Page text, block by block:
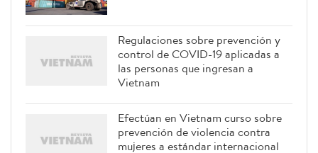
Regulaciones sobre prevención y
control de COVID-19 aplicadas a
las personas que ingresan a
Vietnam
Efectúan en Vietnam curso sobre
prevención de violencia contra
mujeres a estándar internacional